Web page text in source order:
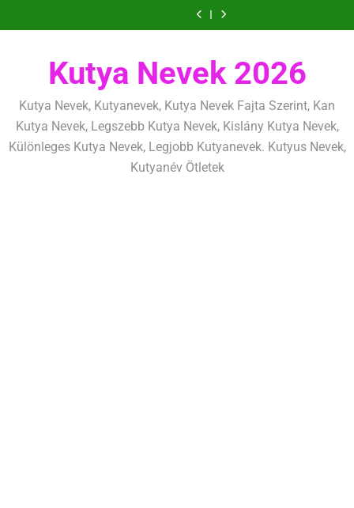
a
héten
kezdj
el
szeretettel,
amit
héten
kezdj
el
amik
Kutya Nevek 2026
Kutya Nevek, Kutyanevek, Kutya Nevek Fajta Szerint, Kan
Kutya Nevek, Legszebb Kutya Nevek, Kislány Kutya Nevek,
Különleges Kutya Nevek, Legjobb Kutyanevek. Kutyus Nevek,
Kutyanév Ötletek